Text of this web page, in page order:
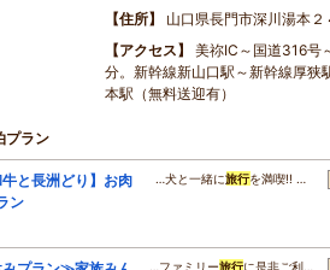
住所
山口県長門市深川湯本２
アクセス
美祢IC～国道316号
分。新幹線新山口駅～新幹線厚狭
本駅（無料送迎有）
プラン
と長洲どり】お肉
ン
…犬と一緒に旅行を満喫!! …
…ファミリー旅行に是非ご利…